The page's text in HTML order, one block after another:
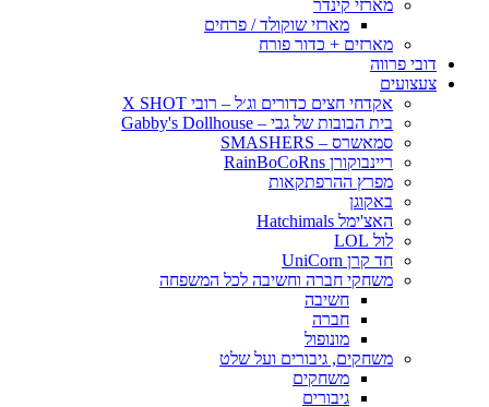
מארזי קינדר
מארזי שוקולד / פרחים
מארזים + כדור פורח
דובי פרווה
צעצועים
אקדחי חצים כדורים וג׳ל – רובי X SHOT
בית הבובות של גבי – Gabby's Dollhouse
סמאשרס – SMASHERS
ריינבוקורן RainBoCoRns
מפרץ ההרפתקאות
באקוגן
האצ'ימל Hatchimals
לול LOL
חד קרן UniCorn
משחקי חברה וחשיבה לכל המשפחה
חשיבה
חברה
מונופול
משחקים, גיבורים ועל שלט
משחקים
גיבורים